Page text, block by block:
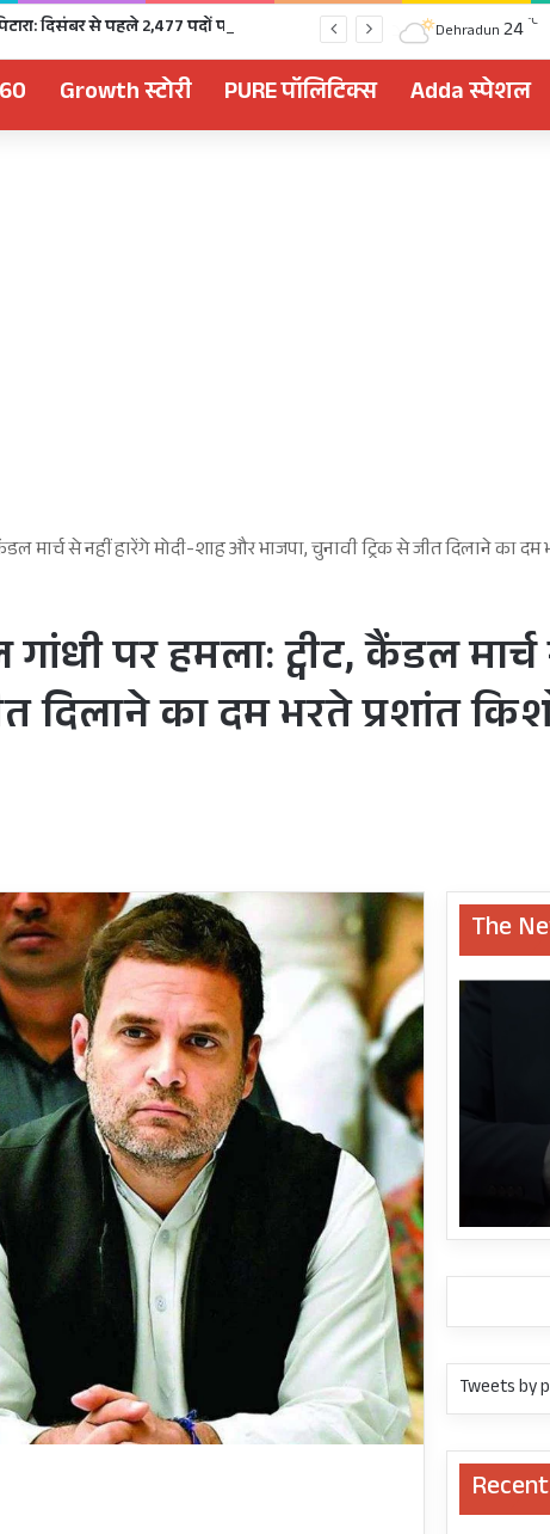
Dehradun 24 ℃
Growth स्टोरी PURE पॉलिटिक्स Adda स्पेशल
मार्च से नहीं हारेंगे मोदी-शाह और भाजपा, चुनावी ट्रिक से जीत दिलाने का
पर हमला: ट्वीट, कैंडल
दिलाने का दम भरते प्रशांत
The
Tweets by